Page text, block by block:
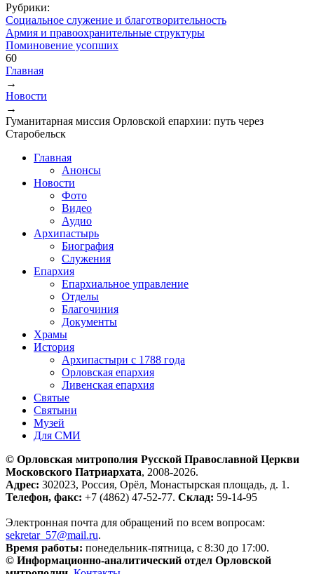
Рубрики:
Социальное служение и благотворительность
Армия и правоохранительные структуры
Поминовение усопших
60
Вы здесь
Главная
→
Новости
→
Гуманитарная миссия Орловской епархии: путь через
Старобельск
Главная
Анонсы
Новости
Фото
Видео
Аудио
Архипастырь
Биография
Служения
Епархия
Епархиальное управление
Отделы
Благочиния
Документы
Храмы
История
Архипастыри с 1788 года
Орловская епархия
Ливенская епархия
Святые
Святыни
Музей
Для СМИ
© Орловская митрополия Русской Православной Церкви
Московского Патриархата, 2008-2026.
Адрес: 302023, Россия, Орёл, Монастырская площадь, д. 1.
Телефон, факс: +7 (4862) 47-52-77. Склад: 59-14-95
Электронная почта для обращений по всем вопросам:
sekretar_57@mail.ru.
Время работы: понедельник-пятница, с 8:30 до 17:00.
© Информационно-аналитический отдел Орловской